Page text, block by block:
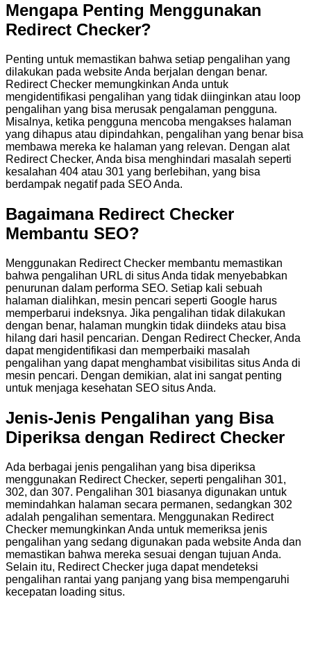
Mengapa Penting Menggunakan
Redirect Checker?
Penting untuk memastikan bahwa setiap pengalihan yang
dilakukan pada website Anda berjalan dengan benar.
Redirect Checker memungkinkan Anda untuk
mengidentifikasi pengalihan yang tidak diinginkan atau loop
pengalihan yang bisa merusak pengalaman pengguna.
Misalnya, ketika pengguna mencoba mengakses halaman
yang dihapus atau dipindahkan, pengalihan yang benar bisa
membawa mereka ke halaman yang relevan. Dengan alat
Redirect Checker, Anda bisa menghindari masalah seperti
kesalahan 404 atau 301 yang berlebihan, yang bisa
berdampak negatif pada SEO Anda.
Bagaimana Redirect Checker
Membantu SEO?
Menggunakan Redirect Checker membantu memastikan
bahwa pengalihan URL di situs Anda tidak menyebabkan
penurunan dalam performa SEO. Setiap kali sebuah
halaman dialihkan, mesin pencari seperti Google harus
memperbarui indeksnya. Jika pengalihan tidak dilakukan
dengan benar, halaman mungkin tidak diindeks atau bisa
hilang dari hasil pencarian. Dengan Redirect Checker, Anda
dapat mengidentifikasi dan memperbaiki masalah
pengalihan yang dapat menghambat visibilitas situs Anda di
mesin pencari. Dengan demikian, alat ini sangat penting
untuk menjaga kesehatan SEO situs Anda.
Jenis-Jenis Pengalihan yang Bisa
Diperiksa dengan Redirect Checker
Ada berbagai jenis pengalihan yang bisa diperiksa
menggunakan Redirect Checker, seperti pengalihan 301,
302, dan 307. Pengalihan 301 biasanya digunakan untuk
memindahkan halaman secara permanen, sedangkan 302
adalah pengalihan sementara. Menggunakan Redirect
Checker memungkinkan Anda untuk memeriksa jenis
pengalihan yang sedang digunakan pada website Anda dan
memastikan bahwa mereka sesuai dengan tujuan Anda.
Selain itu, Redirect Checker juga dapat mendeteksi
pengalihan rantai yang panjang yang bisa mempengaruhi
kecepatan loading situs.